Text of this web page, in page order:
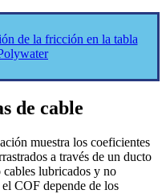
de la fricción en la tabla
de cable
muestra los coeficientes
a través de un ducto
lubricados y no
COF depende de los